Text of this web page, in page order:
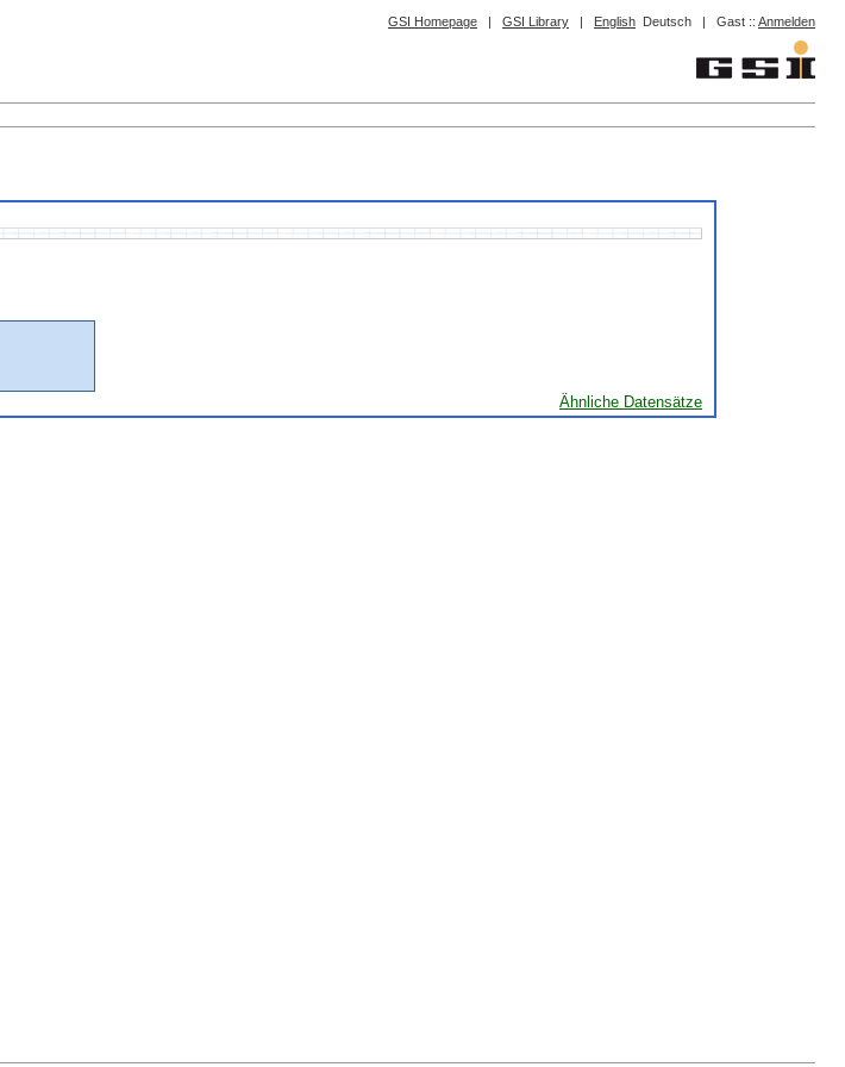
GSI Homepage | GSI Library | English Deutsch | Gast :: Anmelden
Ähnliche Datensätze